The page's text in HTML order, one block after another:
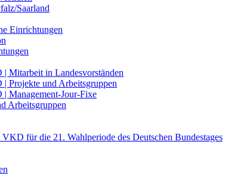
Saarland
Einrichtungen
Mitarbeit in Landesvorständen
Projekte und Arbeitsgruppen
Management-Jour-Fixe
Arbeitsgruppen
für die 21. Wahlperiode des Deutschen Bundestages